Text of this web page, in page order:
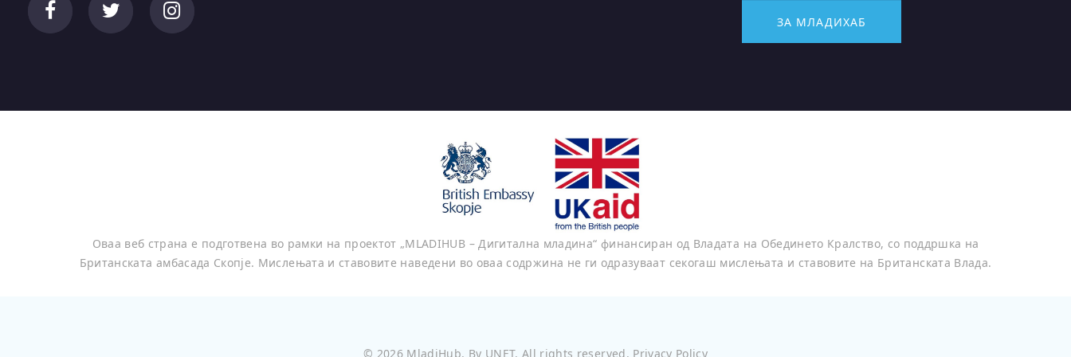
ЗА МЛАДИХАБ
Оваа веб страна е подготвена во рамки на проектот „MLADIHUB – Дигитална младина“ финансиран од Владата на Обединето Кралство, со поддршка на
Британската амбасада Скопје. Мислењата и ставовите наведени во оваа содржина не ги одразуваат секогаш мислењата и ставовите на Британската Влада.
© 2026 MladiHub. By UNET. All rights reserved. Privacy Policy